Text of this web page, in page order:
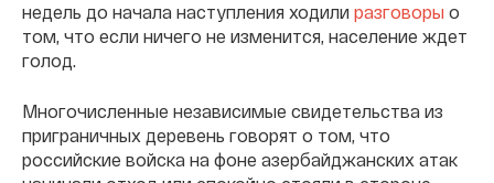
недель до начала наступления ходили разговоры о
том, что если ничего не изменится, население ждет
голод.
Многочисленные независимые свидетельства из
приграничных деревень говорят о том, что
российские войска на фоне азербайджанских атак